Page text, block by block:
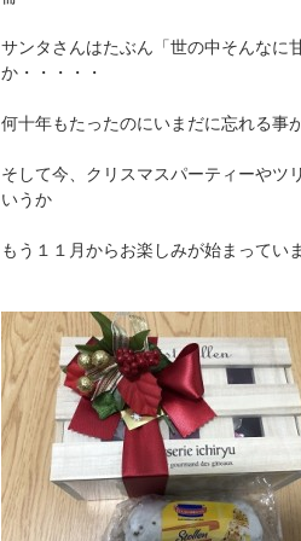
サンタさんはたぶん「世の中そんなに
か・・・・・
何十年もたったのにいまだに忘れる事
そして今、クリスマスパーティーやツ
いうか
もう１１月からお楽しみが始まってい